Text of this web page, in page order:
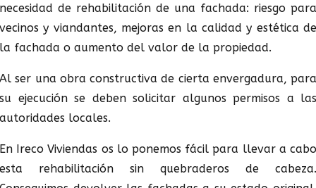
necesidad de rehabilitación de una fachada: riesgo para
vecinos y viandantes, mejoras en la calidad y estética de
la fachada o aumento del valor de la propiedad.
Al ser una obra constructiva de cierta envergadura, para
su ejecución se deben solicitar algunos permisos a las
autoridades locales.
En Ireco Viviendas os lo ponemos fácil para llevar a cabo
esta rehabilitación sin quebraderos de cabeza.